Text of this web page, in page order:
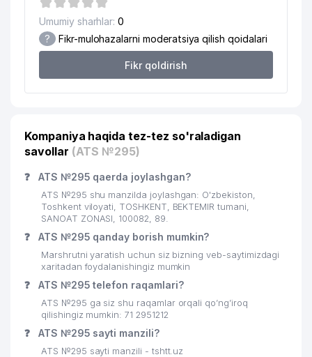
Umumiy sharhlar: 0
? Fikr-mulohazalarni moderatsiya qilish qoidalari
Fikr qoldirish
Kompaniya haqida tez-tez so'raladigan
savollar (ATS №295)
❓ ATS №295 qaerda joylashgan?
ATS №295 shu manzilda joylashgan: O'zbekiston,
Toshkent viloyati, TOSHKENT, BEKTEMIR tumani,
SANOAT ZONASI, 100082, 89.
❓ ATS №295 qanday borish mumkin?
Marshrutni yaratish uchun siz bizning veb-saytimizdagi
xaritadan foydalanishingiz mumkin
❓ ATS №295 telefon raqamlari?
ATS №295 ga siz shu raqamlar orqali qo’ng’iroq
qilishingiz mumkin: 71 2951212
❓ ATS №295 sayti manzili?
ATS №295 sayti manzili - tshtt.uz